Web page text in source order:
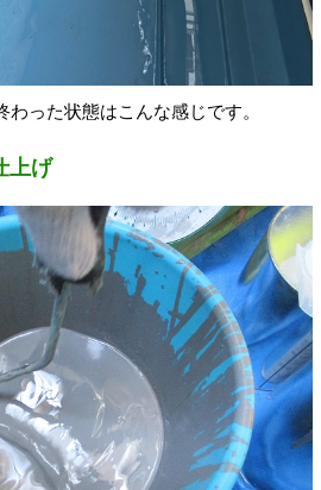
った状態はこんな感じです。
上げ